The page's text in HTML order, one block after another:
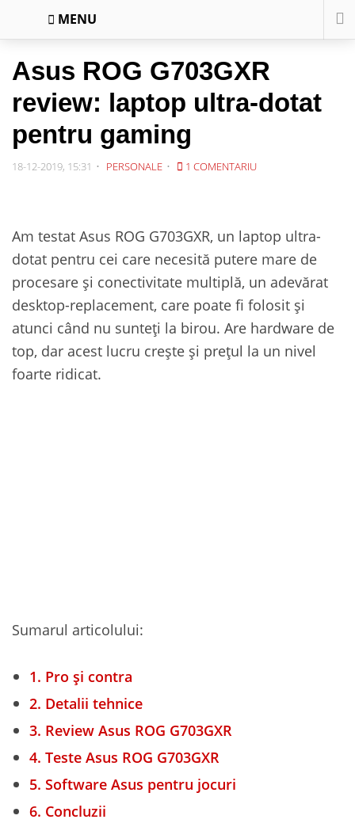
MENU
Asus ROG G703GXR
review: laptop ultra-dotat
pentru gaming
18-12-2019, 15:31 PERSONALE 1 COMENTARIU
Am testat Asus ROG G703GXR, un laptop ultra-
dotat pentru cei care necesită putere mare de
procesare și conectivitate multiplă, un adevărat
desktop-replacement, care poate fi folosit și
atunci când nu sunteți la birou. Are hardware de
top, dar acest lucru crește și prețul la un nivel
foarte ridicat.
Sumarul articolului:
1. Pro și contra
2. Detalii tehnice
3. Review Asus ROG G703GXR
4. Teste Asus ROG G703GXR
5. Software Asus pentru jocuri
6. Concluzii